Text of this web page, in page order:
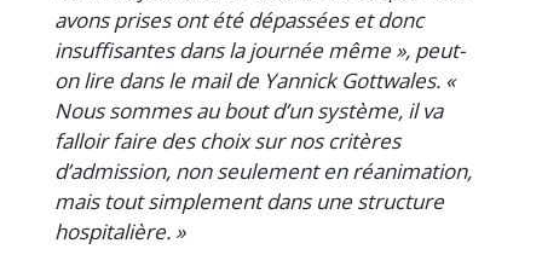
avons prises ont été dépassées et donc
insuffisantes dans la journée même », peut-
on lire dans le mail de Yannick Gottwales. «
Nous sommes au bout d’un système, il va
falloir faire des choix sur nos critères
d’admission, non seulement en réanimation,
mais tout simplement dans une structure
hospitalière. »